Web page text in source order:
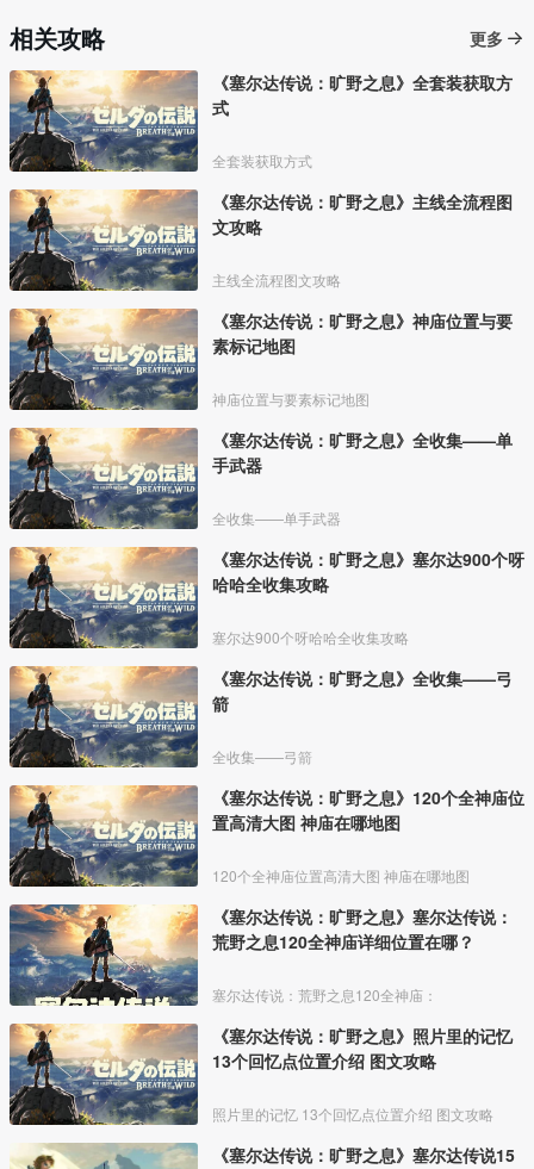
相关攻略
更多
《塞尔达传说：旷野之息》全套装获取方
式
全套装获取方式
《塞尔达传说：旷野之息》主线全流程图
文攻略
主线全流程图文攻略
《塞尔达传说：旷野之息》神庙位置与要
素标记地图
神庙位置与要素标记地图
《塞尔达传说：旷野之息》全收集——单
手武器
全收集——单手武器
《塞尔达传说：旷野之息》塞尔达900个呀
哈哈全收集攻略
塞尔达900个呀哈哈全收集攻略
《塞尔达传说：旷野之息》全收集——弓
箭
全收集——弓箭
《塞尔达传说：旷野之息》120个全神庙位
置高清大图 神庙在哪地图
120个全神庙位置高清大图 神庙在哪地图
《塞尔达传说：旷野之息》塞尔达传说：
荒野之息120全神庙详细位置在哪？
塞尔达传说：荒野之息120全神庙：
《塞尔达传说：旷野之息》照片里的记忆
13个回忆点位置介绍 图文攻略
照片里的记忆 13个回忆点位置介绍 图文攻略
《塞尔达传说：旷野之息》塞尔达传说15